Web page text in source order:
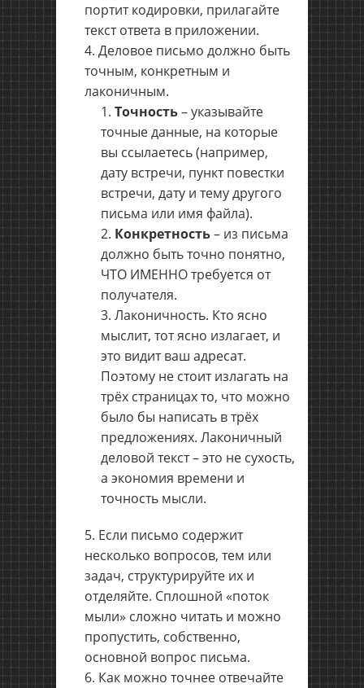
портит кодировки, прилагайте
текст ответа в приложении.
Деловое письмо должно быть
точным, конкретным и
лаконичным.
Точность– указывайте
точные данные, на которые
вы ссылаетесь (например,
дату встречи, пункт повестки
встречи, дату и тему другого
письма или имя файла).
Конкретность– из письма
должно быть точно понятно,
ЧТО ИМЕННО требуется от
получателя.
Лаконичность. Кто ясно
мыслит, тот ясно излагает, и
это видит ваш адресат.
Поэтому не стоит излагать на
трёх страницах то, что можно
было бы написать в трёх
предложениях. Лаконичный
деловой текст – это не сухость,
а экономия времени и
точность мысли.
Если письмо содержит
несколько вопросов, тем или
задач, структурируйте их и
отделяйте. Сплошной «поток
мыли» сложно читать и можно
пропустить, собственно,
основной вопрос письма.
Как можно точнее отвечайте